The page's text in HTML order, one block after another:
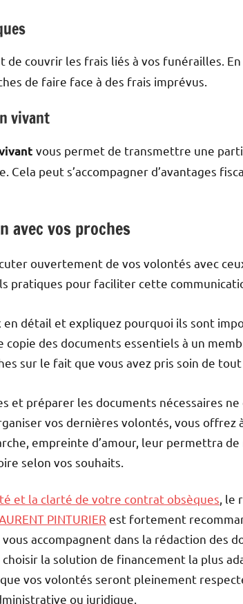
couvrir les frais liés à vos funérailles. En
de faire face à des frais imprévus.
vivant
vous permet de transmettre une
Cela peut s’accompagner d’avantages
avec vos proches
ouvertement de vos volontés avec
pratiques pour faciliter cette
en détail et expliquez pourquoi ils sont
copie des documents essentiels à un
sur le fait que vous avez pris soin de
et préparer les documents nécessaires
vos dernières volontés, vous
empreinte d’amour, leur permettra
selon vos souhaits.
et la clarté de votre contrat obsèques ,
PINTURIER est fortement
accompagnent dans la rédaction des
la solution de financement la plus
vos volontés seront pleinement
ou juridique.